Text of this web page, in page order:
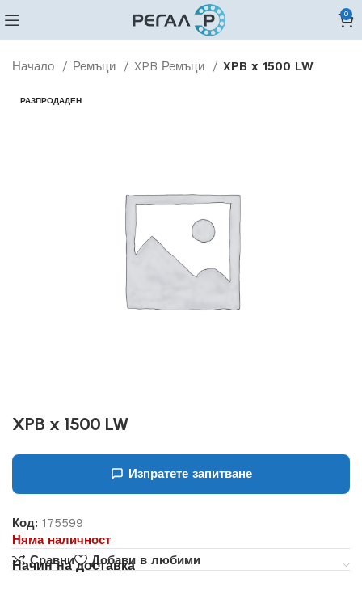
0
Начало Ремъци XPB Ремъци XPB x 1500 LW
РАЗПРОДАДЕН
XPB x 1500 LW
Изпратете запитване
Код:175599
Няма наличност
Сравни
Добави в любими
Начин на доставка